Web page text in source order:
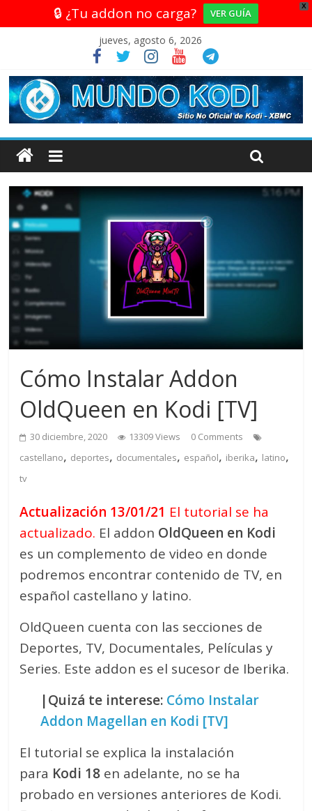
X
🔒 ¿Tu addon no carga? VER GUÍA
jueves, agosto 6, 2026
Cómo Instalar Addon
OldQueen en Kodi [TV]
30 diciembre, 2020 13309 Views
0 Comments
castellano, deportes, documentales, español, iberika, latino,
tv
Actualización 13/01/21 El tutorial se ha
actualizado. El addon OldQueen en Kodi
es un complemento de video en donde
podremos encontrar contenido de TV, en
español castellano y latino.
OldQueen cuenta con las secciones de
Deportes, TV, Documentales, Películas y
Series. Este addon es el sucesor de Iberika.
|Quizá te interese: Cómo Instalar
Addon Magellan en Kodi [TV]
El tutorial se explica la instalación
para Kodi 18 en adelante, no se ha
probado en versiones anteriores de Kodi.